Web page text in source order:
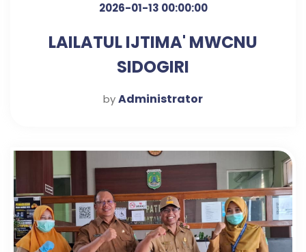
2026-01-13 00:00:00
LAILATUL IJTIMA' MWCNU
SIDOGIRI
byAdministrator